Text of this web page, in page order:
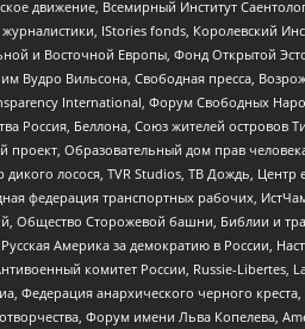
движение, Всемирный Институт
IStories fonds, Королевский
и Восточной Европы, Фонд Открытой
Вильсона, Свободная пресса,
International, Форум Свободных
Россия, Беллона, Союз жителей
Образовательный дом прав
лосося, TVR Studios, ТВ Дождь,
федерация транспортных рабочих,
Общество Сторожевой башни, Библии и
Америка за демократию в России,
комитет России, Russie-Libertes,
анархического черного
Форум имени Льва Копелева,